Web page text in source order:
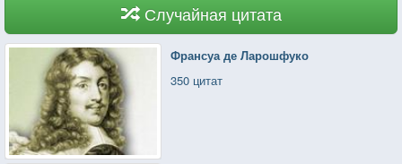
Случайная цитата
Франсуа де Ларошфуко
350 цитат